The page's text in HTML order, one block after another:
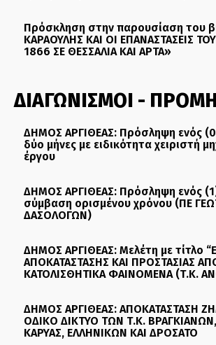
Πρόσκληση στην παρουσίαση του
ΚΑΡΑΟΥΛΗΣ ΚΑΙ ΟΙ ΕΠΑΝΑΣΤΑΣΕΙΣ
1866 ΣΕ ΘΕΣΣΑΛΙΑ ΚΑΙ ΑΡΤΑ»
ΔΙΑΓΩΝΙΣΜΟΙ -
ΔΗΜΟΣ ΑΡΓΙΘΕΑΣ: Πρόσληψη ενός
δύο μήνες με ειδικότητα χειριστή
έργου
ΔΗΜΟΣ ΑΡΓΙΘΕΑΣ: Πρόσληψη ενός
σύμβαση ορισμένου χρόνου (ΠΕ
ΔΑΣΟΛΟΓΩΝ)
ΔΗΜΟΣ ΑΡΓΙΘΕΑΣ: Μελέτη με τίτλο
ΑΠΟΚΑΤΑΣΤΑΣΗΣ ΚΑΙ ΠΡΟΣΤΑΣΙΑΣ
ΚΑΤΟΛΙΣΘΗΤΙΚΑ ΦΑΙΝΟΜΕΝΑ (Τ.Κ.
ΔΗΜΟΣ ΑΡΓΙΘΕΑΣ: ΑΠΟΚΑΤΑΣΤΑΣΗ
ΟΔΙΚΟ ΔΙΚΤΥΟ ΤΩΝ Τ.Κ.
ΚΑΡΥΑΣ, ΕΛΛΗΝΙΚΩΝ ΚΑΙ ΔΡΟΣΑΤΟ